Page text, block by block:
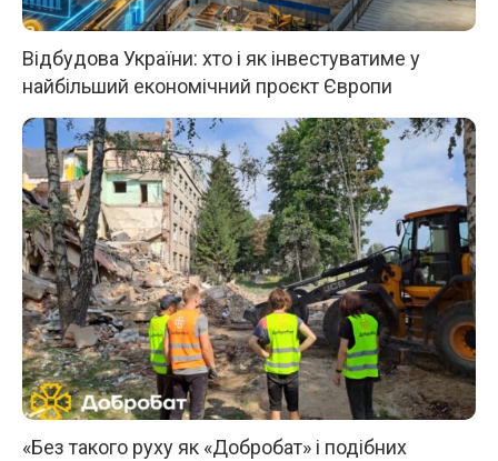
Відбудова України: хто і як інвестуватиме у
найбільший економічний проєкт Європи
«Без такого руху як «Добробат» і подібних